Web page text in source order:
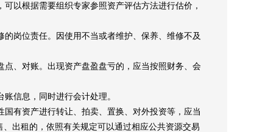
以根据需要组织专家参照资产评估方法进行估价，
岗位责任。因使用不当或者维护、保养、维修不及
、对账。出现资产盘盈盘亏的，应当按照财务、会
信息，同时进行会计处理。
有资产进行转让、拍卖、置换、对外投资等，应当
出租的，依照有关规定可以通过相应公共资源交易